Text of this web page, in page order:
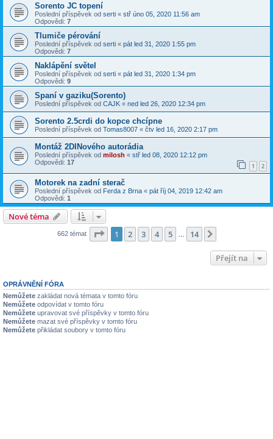
Sorento JC topení
Poslední příspěvek od serti « stř úno 05, 2020 11:56 am
Odpovědi: 7
Tlumiče pérování
Poslední příspěvek od serti « pát led 31, 2020 1:55 pm
Odpovědi: 7
Naklápění světel
Poslední příspěvek od serti « pát led 31, 2020 1:34 pm
Odpovědi: 9
Spaní v gaziku(Sorento)
Poslední příspěvek od CAJK « ned led 26, 2020 12:34 pm
Sorento 2.5crdi do kopce chcípne
Poslední příspěvek od Tomas8007 « čtv led 16, 2020 2:17 pm
Montáž 2DINového autorádia
Poslední příspěvek od milosh « stř led 08, 2020 12:12 pm
Odpovědi: 17 1 2
Motorek na zadní sterač
Poslední příspěvek od Ferda z Brna « pát říj 04, 2019 12:42 am
Odpovědi: 1
Nové téma
662 témat Stránka z 14
1 2 3 4 5 14
Přejít na
OPRÁVNĚNÍ FÓRA
Nemůžete zakládat nová témata v tomto fóru
Nemůžete odpovídat v tomto fóru
Nemůžete upravovat své příspěvky v tomto fóru
Nemůžete mazat své příspěvky v tomto fóru
Nemůžete přikládat soubory v tomto fóru